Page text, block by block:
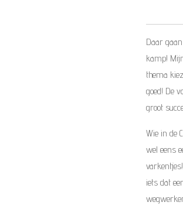
Daar
kamp!
thema
goed! De
groot
Wie in de
wel eens
iets dat